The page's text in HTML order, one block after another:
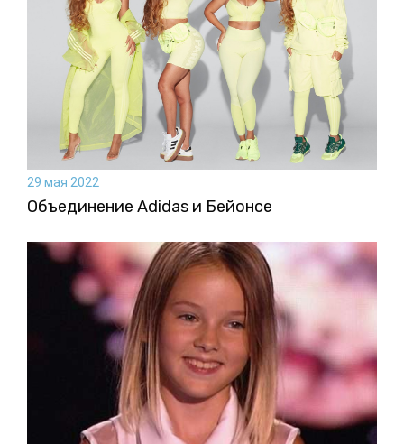
29 мая 2022
Объединение Adidas и Бейонсе